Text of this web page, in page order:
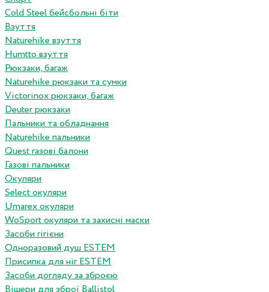
Cold Steel бейсбольні біти
Взуття
Naturehike взуття
Humtto взуття
Рюкзаки, багаж
Naturehike рюкзаки та сумки
Victorinox рюкзаки, багаж
Deuter рюкзаки
Пальники та обладнання
Naturehike пальники
Quest газові балони
Газові пальники
Окуляри
Select окуляри
Umarex окуляри
WoSport окуляри та захисні маски
Засоби гігієни
Одноразовий душ ESTEM
Присипка для ніг ESTEM
Засоби догляду за зброєю